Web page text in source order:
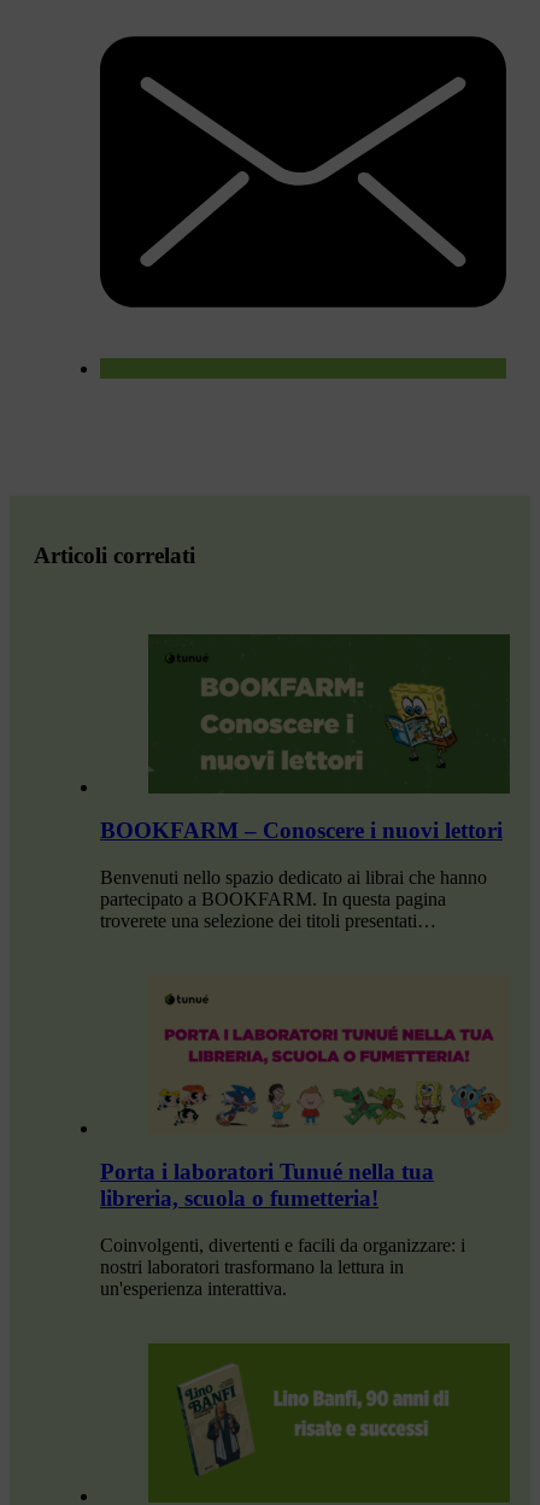
Articoli correlati
BOOKFARM – Conoscere i nuovi lettori
Benvenuti nello spazio dedicato ai librai che hanno
partecipato a BOOKFARM. In questa pagina
troverete una selezione dei titoli presentati…
Porta i laboratori Tunué nella tua
libreria, scuola o fumetteria!
Coinvolgenti, divertenti e facili da organizzare: i
nostri laboratori trasformano la lettura in
un'esperienza interattiva.